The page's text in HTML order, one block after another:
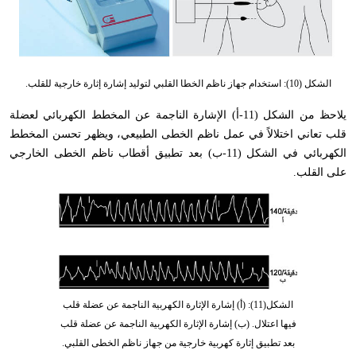
الشكل (10): استخدام جهاز ناظم الخطا القلبي لتوليد إشارة إثارة خارجية للقلب.
يلاحظ من الشكل (11-أ) الإشارة الناجمة عن المخطط الكهربائي لعضلة
قلب تعاني اختلالاً في عمل ناظم الخطى الطبيعي، ويظهر تحسن المخطط
الكهربائي في الشكل (11-ب) بعد تطبيق أقطاب ناظم الخطى الخارجي
على القلب.
الشكل(11): (أ) إشارة الإثارة الكهربية الناجمة عن عضلة قلب
فيها اعتلال. (ب) إشارة الإثارة الكهربية الناجمة عن عضلة قلب
بعد تطبيق إثارة كهربية خارجية من جهاز ناظم الخطى القلبي.